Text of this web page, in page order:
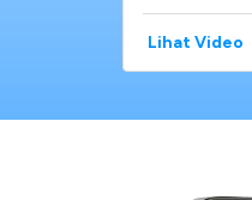
Lihat Video